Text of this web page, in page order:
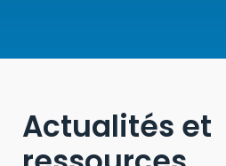
Actualités et